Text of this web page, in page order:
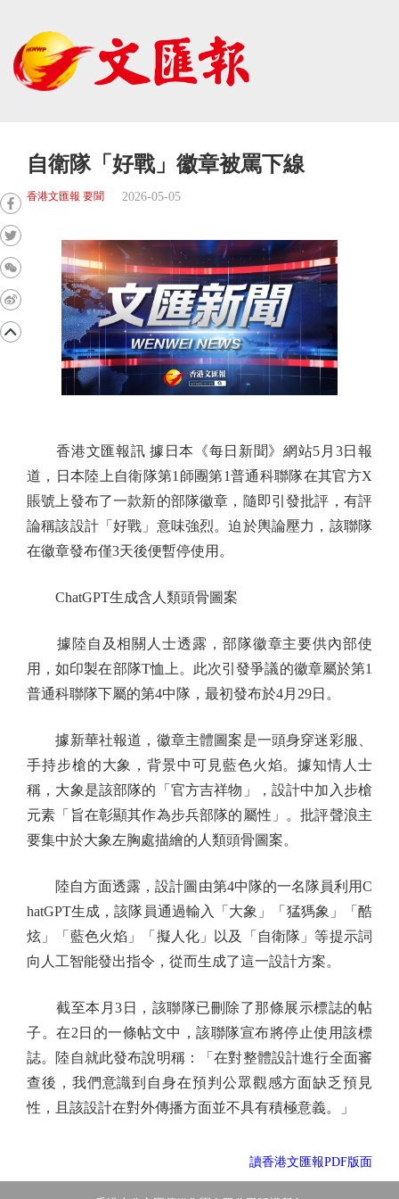
自衛隊「好戰」徽章被罵下線
香港文匯報 要聞 2026-05-05
香港文匯報訊 據日本《每日新聞》網站5月3日報
道，日本陸上自衛隊第1師團第1普通科聯隊在其官方X
賬號上發布了一款新的部隊徽章，隨即引發批評，有評
論稱該設計「好戰」意味強烈。迫於輿論壓力，該聯隊
在徽章發布僅3天後便暫停使用。
ChatGPT生成含人類頭骨圖案
據陸自及相關人士透露，部隊徽章主要供內部使
用，如印製在部隊T恤上。此次引發爭議的徽章屬於第1
普通科聯隊下屬的第4中隊，最初發布於4月29日。
據新華社報道，徽章主體圖案是一頭身穿迷彩服、
手持步槍的大象，背景中可見藍色火焰。據知情人士
稱，大象是該部隊的「官方吉祥物」，設計中加入步槍
元素「旨在彰顯其作為步兵部隊的屬性」。批評聲浪主
要集中於大象左胸處描繪的人類頭骨圖案。
陸自方面透露，設計圖由第4中隊的一名隊員利用C
hatGPT生成，該隊員通過輸入「大象」「猛獁象」「酷
炫」「藍色火焰」「擬人化」以及「自衛隊」等提示詞
向人工智能發出指令，從而生成了這一設計方案。
截至本月3日，該聯隊已刪除了那條展示標誌的帖
子。在2日的一條帖文中，該聯隊宣布將停止使用該標
誌。陸自就此發布說明稱：「在對整體設計進行全面審
查後，我們意識到自身在預判公眾觀感方面缺乏預見
性，且該設計在對外傳播方面並不具有積極意義。」
讀香港文匯報PDF版面